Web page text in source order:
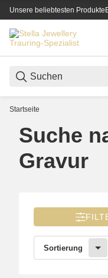
Unsere beliebtesten Produkte
Startseite
Suche
Gravur
Sortierung